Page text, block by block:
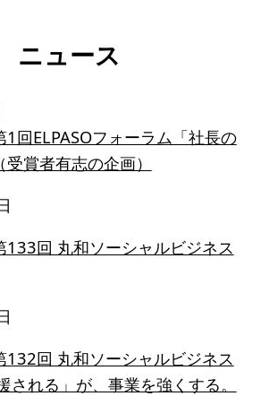
ニュース
1回ELPASOフォーラム「社長の
賞者有志の企画）
133回 丸和ソーシャルビジネス
132回 丸和ソーシャルビジネス
される」が、事業を強くする。